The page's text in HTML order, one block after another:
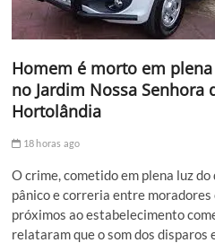
Homem é morto em
no Jardim Nossa Senhora
Hortolândia
18 horas ago
O crime, cometido em plena luz
pânico e correria entre
próximos ao estabelecimento
relataram que o som dos disparos